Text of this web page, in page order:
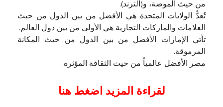
من حيث الموضة، و(الترند).
تُعدُّ الولايات المتحدة هي الأفضل من بين الدول من حيث
العلامات والماركات التجارية هي الأولى من بين دول العالم.
تأتي الإمارات الأفضل من بين الدول من حيث المكانة
المرموقة.
مصر الأفضل عالمياً من حيث الثقافة المؤثرة.
لقراءة المزيد اضغط هنا